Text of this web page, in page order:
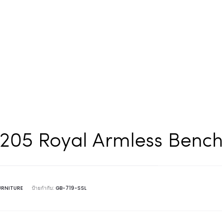
Royal Armless Bench
ป้ายกำกับ: GB-719-SSL